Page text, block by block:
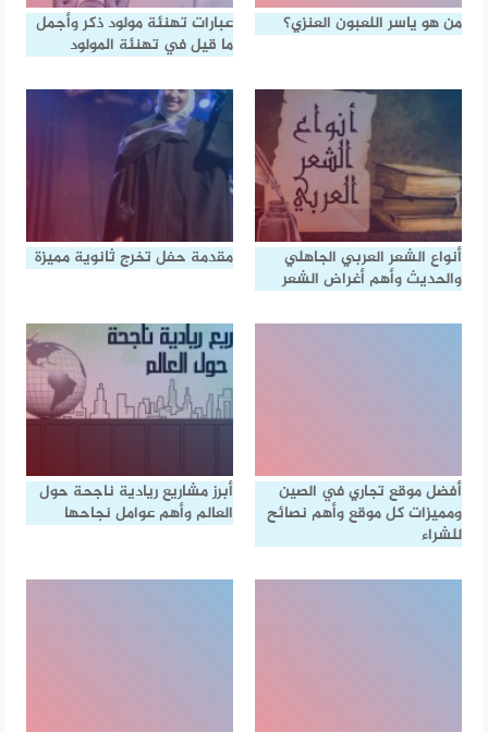
من هو ياسر اللعبون العنزي؟
عبارات تهنئة مولود ذكر وأجمل
ما قيل في تهنئة المولود
أنواع الشعر العربي الجاهلي
والحديث وأهم أغراض الشعر
مقدمة حفل تخرج ثانوية مميزة
أفضل موقع تجاري في الصين
ومميزات كل موقع وأهم نصائح
للشراء
أبرز مشاريع ريادية ناجحة حول
العالم وأهم عوامل نجاحها